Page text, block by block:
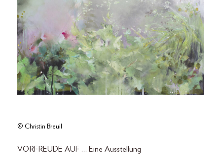
© Christin Breuil
VORFREUDE AUF … Eine Ausstellung